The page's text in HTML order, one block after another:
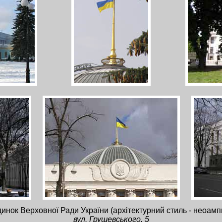
Верховної Ради України (архітектурний стиль -
вул. Грушевського, 5